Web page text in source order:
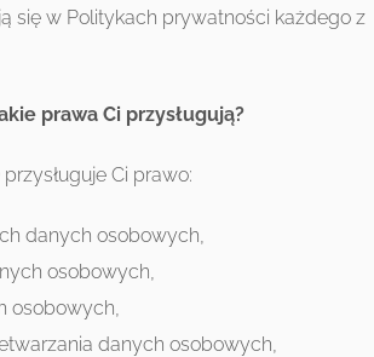
się w Politykach prywatności każdego z
prawa Ci przysługują?
Ci prawo:
danych osobowych,
osobowych,
osobowych,
danych osobowych,